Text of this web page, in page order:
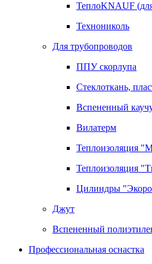
ТеплоKNAUF (для
Технониколь
Для трубопроводов
ППУ скорлупа
Стеклоткань,
Вспененный
Вилатерм
Теплоизоляция
Теплоизоляция
Цилиндры
Джут
Вспененный
Профессиональная оснастка